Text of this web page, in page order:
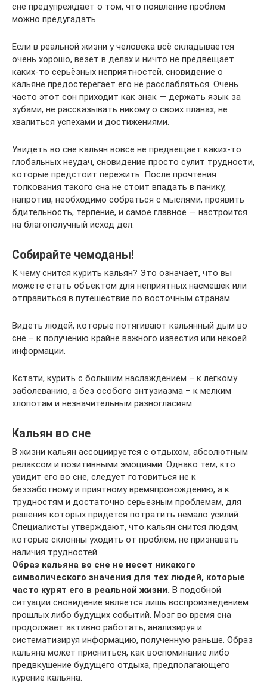
сне предупреждает о том, что появление проблем
можно предугадать.
Если в реальной жизни у человека всё складывается
очень хорошо, везёт в делах и ничто не предвещает
каких-то серьёзных неприятностей, сновидение о
кальяне предостерегает его не расслабляться. Очень
часто этот сон приходит как знак — держать язык за
зубами, не рассказывать никому о своих планах, не
хвалиться успехами и достижениями.
Увидеть во сне кальян вовсе не предвещает каких-то
глобальных неудач, сновидение просто сулит трудности,
которые предстоит пережить. После прочтения
толкования такого сна не стоит впадать в панику,
напротив, необходимо собраться с мыслями, проявить
бдительность, терпение, и самое главное — настроится
на благополучный исход дел.
Собирайте чемоданы!
К чему снится курить кальян? Это означает, что вы
можете стать объектом для неприятных насмешек или
отправиться в путешествие по восточным странам.
Видеть людей, которые потягивают кальянный дым во
сне – к получению крайне важного известия или некоей
информации.
Кстати, курить с большим наслаждением – к легкому
заболеванию, а без особого энтузиазма – к мелким
хлопотам и незначительным разногласиям.
Кальян во сне
В жизни кальян ассоциируется с отдыхом, абсолютным
релаксом и позитивными эмоциями. Однако тем, кто
увидит его во сне, следует готовиться не к
беззаботному и приятному времяпровождению, а к
трудностям и достаточно серьезным проблемам, для
решения которых придется потратить немало усилий.
Специалисты утверждают, что кальян снится людям,
которые склонны уходить от проблем, не признавать
наличия трудностей.
Образ кальяна во сне не несет никакого
символического значения для тех людей, которые
часто курят его в реальной жизни. В подобной
ситуации сновидение является лишь воспроизведением
прошлых либо будущих событий. Мозг во время сна
продолжает активно работать, анализируя и
систематизируя информацию, полученную раньше. Образ
кальяна может присниться, как воспоминание либо
предвкушение будущего отдыха, предполагающего
курение кальяна.